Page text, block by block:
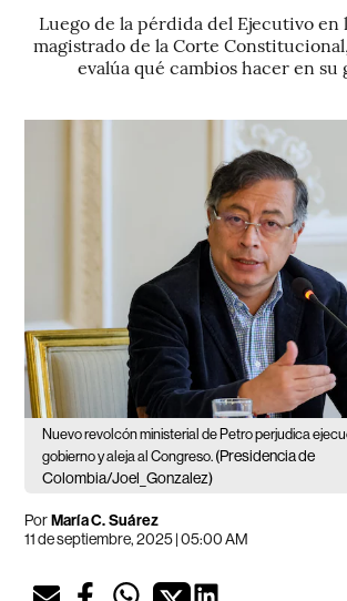
Luego de la pérdida del Ejecutivo en
magistrado de la Corte
evalúa qué cambios hacer en su
Nuevo revolcón ministerial de Petro perjudica
gobierno y aleja al Congreso. (Presidencia de
Colombia/Joel_Gonzalez)
PorMaría C. Suárez
11 de septiembre, 2025 | 05:00 AM